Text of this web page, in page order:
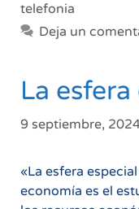
telefonia
Deja un
La
9 septiembre,
«La esfera
economía es el